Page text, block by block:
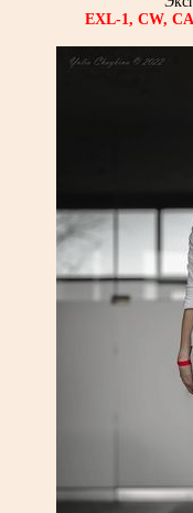
EXL-1, CW,